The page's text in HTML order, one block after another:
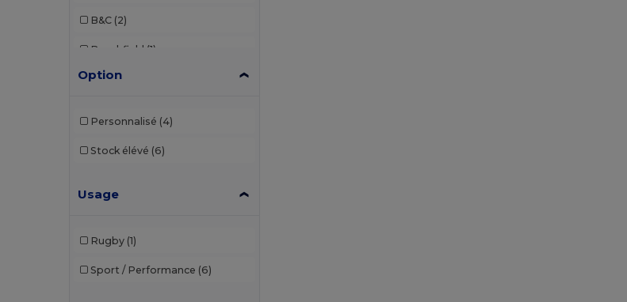
B&C (2)
Beechfield (1)
Brook Taverner
Egotier
Option
Personnalisé (4)
Stock élévé (6)
Usage
Rugby (1)
Sport / Performance (6)